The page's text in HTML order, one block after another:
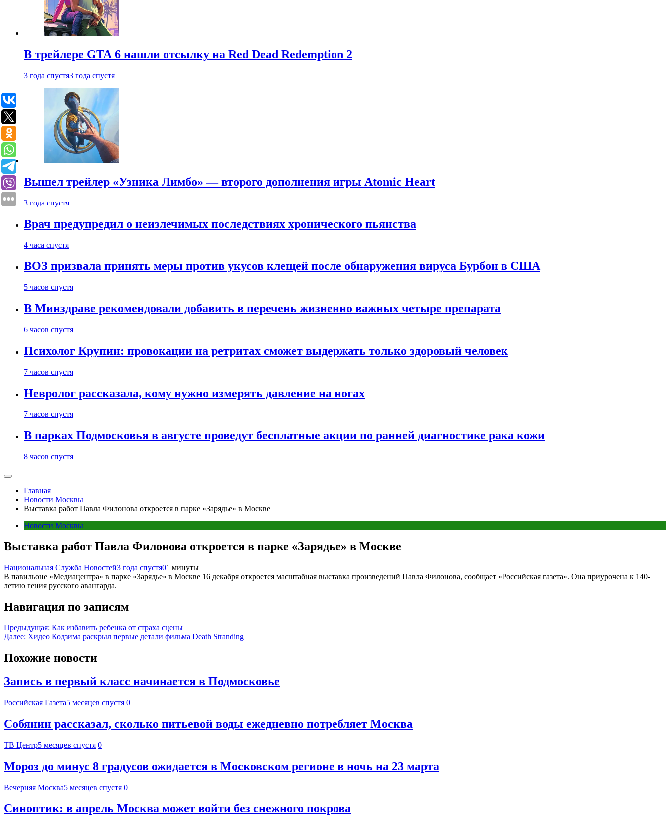
В трейлере GTA 6 нашли отсылку на Red Dead Redemption 2
3 года спустя3 года спустя
Вышел трейлер «Узника Лимбо» — второго дополнения игры Atomic Heart
3 года спустя
Врач предупредил о неизлечимых последствиях хронического пьянства
4 часа спустя
ВОЗ призвала принять меры против укусов клещей после обнаружения вируса Бурбон в США
5 часов спустя
В Минздраве рекомендовали добавить в перечень жизненно важных четыре препарата
6 часов спустя
Психолог Крупин: провокации на ретритах сможет выдержать только здоровый человек
7 часов спустя
Невролог рассказала, кому нужно измерять давление на ногах
7 часов спустя
В парках Подмосковья в августе проведут бесплатные акции по ранней диагностике рака кожи
8 часов спустя
Главная
Новости Москвы
Выставка работ Павла Филонова откроется в парке «Зарядье» в Москве
Новости Москвы
Выставка работ Павла Филонова откроется в парке «Зарядье» в Москве
Национальная Служба Новостей3 года спустя01 минуты
В павильоне «Медиацентра» в парке «Зарядье» в Москве 16 декабря откроется масштабная выставка произведений Павла Филонова, сообщает «Российская газета». Она приурочена к 140-
летию гения русского авангарда.
Навигация по записям
Предыдущая: Как избавить ребенка от страха сцены
Далее: Хидео Кодзима раскрыл первые детали фильма Death Stranding
Похожие новости
Запись в первый класс начинается в Подмосковье
Российская Газета5 месяцев спустя 0
Собянин рассказал, сколько питьевой воды ежедневно потребляет Москва
ТВ Центр5 месяцев спустя 0
Мороз до минус 8 градусов ожидается в Московском регионе в ночь на 23 марта
Вечерняя Москва5 месяцев спустя 0
Синоптик: в апрель Москва может войти без снежного покрова